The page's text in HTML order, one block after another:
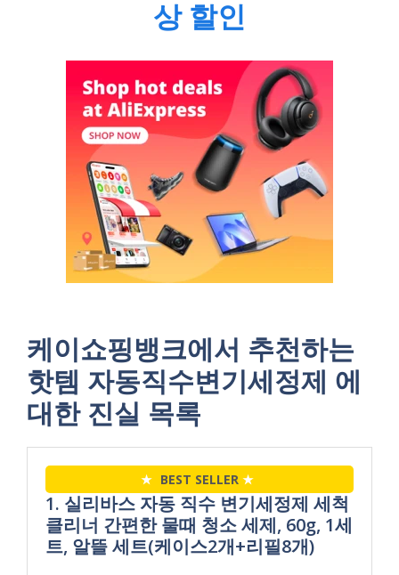
상 할인
케이쇼핑뱅크에서 추천하는
핫템 자동직수변기세정제 에
대한 진실 목록
★ BEST SELLER ★
1. 실리바스 자동 직수 변기세정제 세척
클리너 간편한 물때 청소 세제, 60g, 1세
트, 알뜰 세트(케이스2개+리필8개)